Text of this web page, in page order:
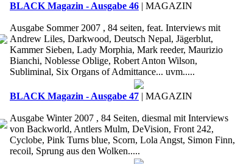
BLACK Magazin - Ausgabe 46 | MAGAZIN
Ausgabe Sommer 2007 , 84 seiten, feat. Interviews mit
Andrew Liles, Darkwood, Deutsch Nepal, Jägerblut,
Kammer Sieben, Lady Morphia, Mark reeder, Maurizio
Bianchi, Noblesse Oblige, Robert Anton Wilson,
Subliminal, Six Organs of Admittance... uvm.....
BLACK Magazin - Ausgabe 47 | MAGAZIN
Ausgabe Winter 2007 , 84 Seiten, diesmal mit Interviews
von Backworld, Antlers Mulm, DeVision, Front 242,
Cyclobe, Pink Turns blue, Scorn, Lola Angst, Simon Finn,
recoil, Sprung aus den Wolken.....